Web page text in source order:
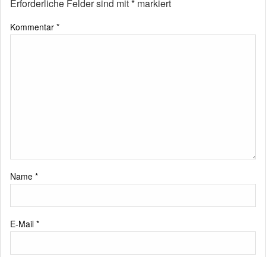
Erforderliche Felder sind mit* markiert
Kommentar *
Name *
E-Mail *